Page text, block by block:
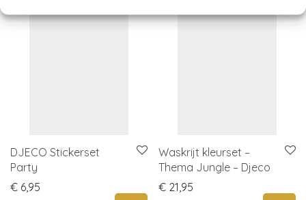
DJECO Stickerset
Party
€ 6,95
Waskrijt kleurset –
Thema Jungle – Djeco
€ 21,95